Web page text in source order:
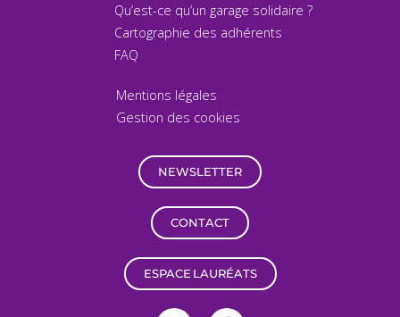
Qu’est-ce qu’un garage solidaire ?
Cartographie des adhérents
FAQ
Mentions légales
Gestion des cookies
NEWSLETTER
CONTACT
ESPACE LAURÉATS